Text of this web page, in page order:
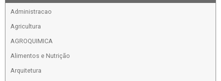
Administracao
Agricultura
AGROQUIMICA
Alimentos e Nutrição
Arquitetura